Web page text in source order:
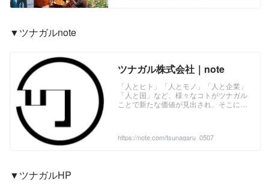
▼ツナガルnote
ツナガル株式会社｜note
「人とヒト」「人とモノ」「人と企業」
「人と国」など、様々なコトがツナガル
ことで新たな価値が見出され、そこに感
https://note.com/tsunagaru_0507
▼ツナガルHP